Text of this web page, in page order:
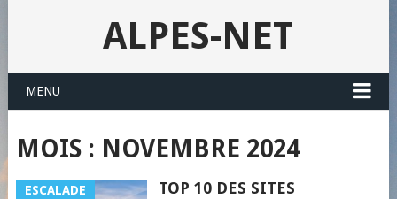
ALPES-NET
MENU
MOIS : NOVEMBRE 2024
ESCALADE
TOP 10 DES SITES